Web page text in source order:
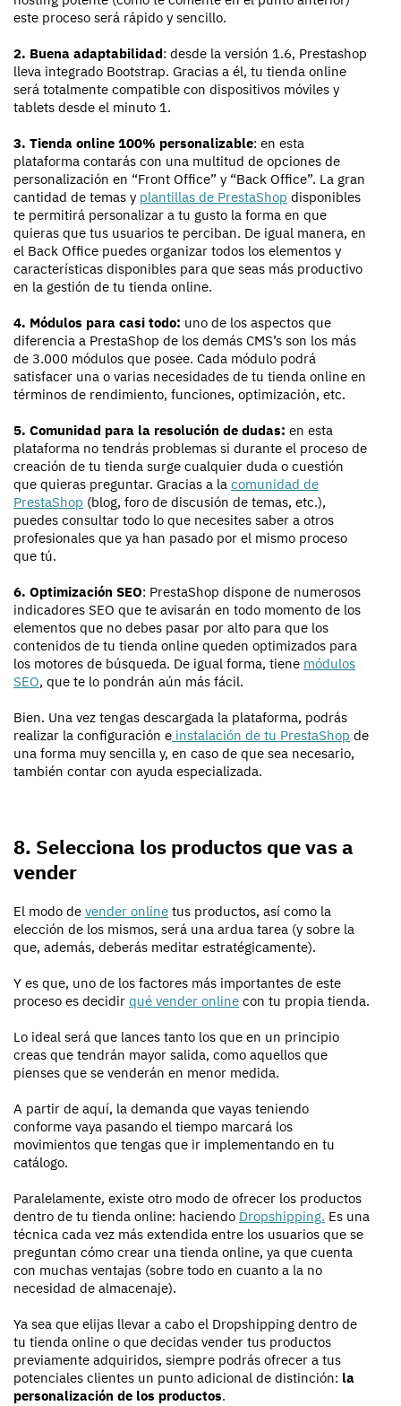
este proceso será rápido y sencillo.
2. Buena adaptabilidad: desde la versión 1.6, Prestashop
lleva integrado Bootstrap. Gracias a él, tu tienda online
será totalmente compatible con dispositivos móviles y
tablets desde el minuto 1.
3. Tienda online 100% personalizable: en esta
plataforma contarás con una multitud de opciones de
personalización en “Front Office” y “Back Office”. La gran
cantidad de temas y plantillas de PrestaShop disponibles
te permitirá personalizar a tu gusto la forma en que
quieras que tus usuarios te perciban. De igual manera, en
el Back Office puedes organizar todos los elementos y
características disponibles para que seas más productivo
en la gestión de tu tienda online.
4. Módulos para casi todo: uno de los aspectos que
diferencia a PrestaShop de los demás CMS’s son los más
de 3.000 módulos que posee. Cada módulo podrá
satisfacer una o varias necesidades de tu tienda online en
términos de rendimiento, funciones, optimización, etc.
5. Comunidad para la resolución de dudas: en esta
plataforma no tendrás problemas si durante el proceso de
creación de tu tienda surge cualquier duda o cuestión
que quieras preguntar. Gracias a la comunidad de
PrestaShop (blog, foro de discusión de temas, etc.),
puedes consultar todo lo que necesites saber a otros
profesionales que ya han pasado por el mismo proceso
que tú.
6. Optimización SEO: PrestaShop dispone de numerosos
indicadores SEO que te avisarán en todo momento de los
elementos que no debes pasar por alto para que los
contenidos de tu tienda online queden optimizados para
los motores de búsqueda. De igual forma, tiene módulos
SEO, que te lo pondrán aún más fácil.
Bien. Una vez tengas descargada la plataforma, podrás
realizar la configuración e instalación de tu PrestaShop de
una forma muy sencilla y, en caso de que sea necesario,
también contar con ayuda especializada.
8. Selecciona los productos que vas a
vender
El modo de vender online tus productos, así como la
elección de los mismos, será una ardua tarea (y sobre la
que, además, deberás meditar estratégicamente).
Y es que, uno de los factores más importantes de este
proceso es decidir qué vender online con tu propia tienda.
Lo ideal será que lances tanto los que en un principio
creas que tendrán mayor salida, como aquellos que
pienses que se venderán en menor medida.
A partir de aquí, la demanda que vayas teniendo
conforme vaya pasando el tiempo marcará los
movimientos que tengas que ir implementando en tu
catálogo.
Paralelamente, existe otro modo de ofrecer los productos
dentro de tu tienda online: haciendo Dropshipping. Es una
técnica cada vez más extendida entre los usuarios que se
preguntan cómo crear una tienda online, ya que cuenta
con muchas ventajas (sobre todo en cuanto a la no
necesidad de almacenaje).
Ya sea que elijas llevar a cabo el Dropshipping dentro de
tu tienda online o que decidas vender tus productos
previamente adquiridos, siempre podrás ofrecer a tus
potenciales clientes un punto adicional de distinción: la
personalización de los productos.